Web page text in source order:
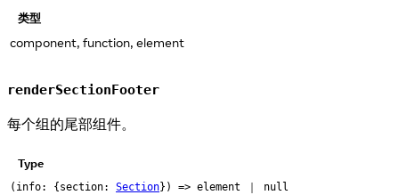
类型
component, function, element
renderSectionFooter
每个组的尾部组件。
Type
(info: {section: Section}) => element ｜ null